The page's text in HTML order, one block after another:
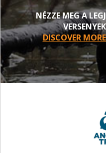
NÉZZE MEG A
DISCOVER